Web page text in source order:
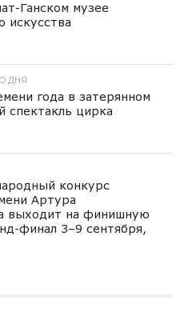
Ганском музее
искусства
ДНЯ
года в затерянном
спектакль цирка
конкурс
Артура
выходит на финишную
финал 3–9 сентября,